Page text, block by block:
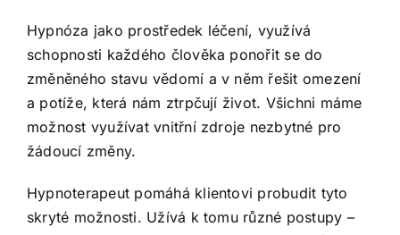
Hypnóza jako prostředek léčení, využívá
schopnosti každého člověka ponořit se do
změněného stavu vědomí a v něm řešit omezení
a potíže, která nám ztrpčují život. Všichni máme
možnost využívat vnitřní zdroje nezbytné pro
žádoucí změny.
Hypnoterapeut pomáhá klientovi probudit tyto
skryté možnosti. Užívá k tomu různé postupy –